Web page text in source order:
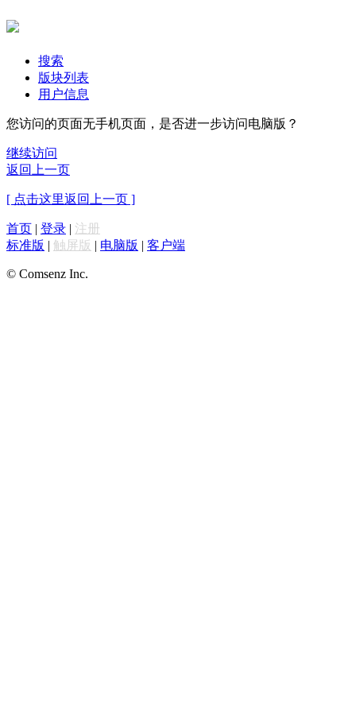
搜索
版块列表
用户信息
您访问的页面无手机页面，是否进一步访问电脑版？
继续访问
返回上一页
[ 点击这里返回上一页 ]
首页 | 登录 | 注册
标准版 | 触屏版 | 电脑版 | 客户端
© Comsenz Inc.